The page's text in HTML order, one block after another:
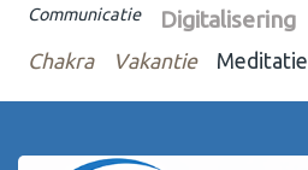
Communicatie Digitalisering
Chakra Vakantie Meditatie